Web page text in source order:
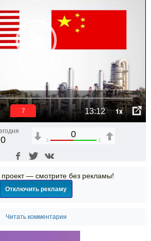
13:12 1x
6
0
0
1 1
— смотрите без рекламы!
Отключить рекламу
Читать комментарии